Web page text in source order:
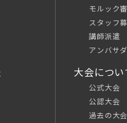
モルック
スタッフ
講師派遣
アンバサ
大会につい
公式大会
公認大会
過去の大会